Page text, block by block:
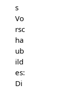
s
Vo
rsc
ha
ub
ild
es:
Di